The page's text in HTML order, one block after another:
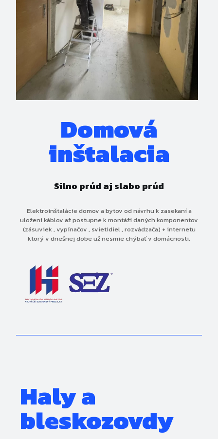
Domová
inštalacia
Silno prúd aj slabo prúd
Elektroinštalácie domov a bytov od návrhu k zasekaní a
uložení káblov až postupne k montáži daných komponentov
(zásuviek , vypínačov , svietidiel , rozvádzača) + internetu
ktorý v dnešnej dobe už nesmie chýbať v domácnosti.
Haly a
bleskozovdy